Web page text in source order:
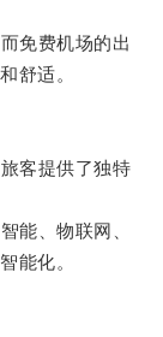
免费机场的出
舒适。
客提供了独特
、物联网、
能化。